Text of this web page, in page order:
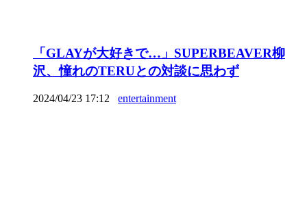
「GLAYが大好きで…」SUPERBEAVER柳
沢、憧れのTERUとの対談に思わず
2024/04/23 17:12 entertainment